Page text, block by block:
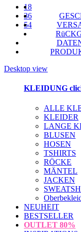
18
36
54
Desktop view
KLEIDUNG
ALLE
KLEIDER
LANGE
BLUSEN
HOSEN
TSHIRTS
RÖCKE
MÄNTEL
JACKEN
NEUHEIT
BESTSELLER
OUTLET 80%